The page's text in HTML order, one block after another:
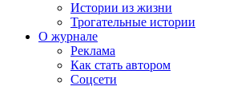
Истории из жизни
Трогательные истории
О журнале
Реклама
Как стать автором
Соцсети